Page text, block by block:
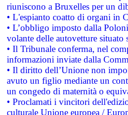
riuniscono a Bruxelles per un
• L'espianto coatto di organi in
• L’obbligo imposto dalla
volante delle autovetture
• Il Tribunale conferma, nel
informazioni inviate dalla
• Il diritto dell’Unione non
avuto un figlio mediante un
un congedo di maternità o
• Proclamati i vincitori
culturale Unione europea /